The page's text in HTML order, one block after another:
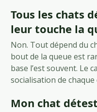
Tous les chats
leur touche la
Non. Tout dépend du
bout de la queue est
base l’est souvent. Le
socialisation de
Mon chat